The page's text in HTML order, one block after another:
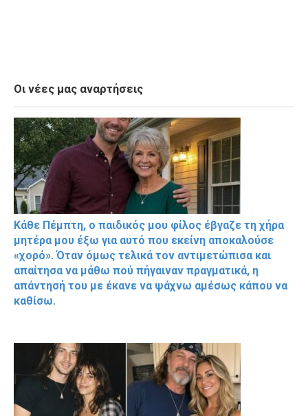
Οι νέες μας αναρτήσεις
Κάθε Πέμπτη, ο παιδικός μου φίλος έβγαζε τη χήρα
μητέρα μου έξω για αυτό που εκείνη αποκαλούσε
«χορό». Όταν όμως τελικά τον αντιμετώπισα και
απαίτησα να μάθω πού πήγαιναν πραγματικά, η
απάντησή του με έκανε να ψάχνω αμέσως κάπου να
καθίσω.